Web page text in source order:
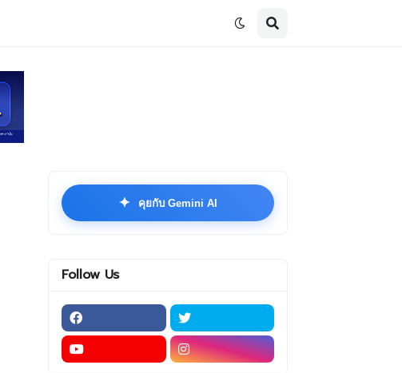
✦ คุยกับ Gemini AI
Follow Us